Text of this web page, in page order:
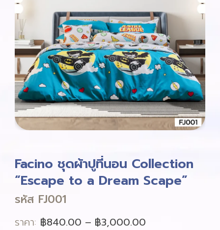
Facino ชุดผ้าปูที่นอน Collection
“Escape to a Dream Scape”
รหัส FJ001
ราคา: ฿840.00 – ฿3,000.00